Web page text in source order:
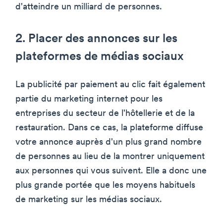
d'atteindre un milliard de personnes.
2. Placer des annonces sur les
plateformes de médias sociaux
La publicité par paiement au clic fait également
partie du marketing internet pour les
entreprises du secteur de l'hôtellerie et de la
restauration. Dans ce cas, la plateforme diffuse
votre annonce auprès d'un plus grand nombre
de personnes au lieu de la montrer uniquement
aux personnes qui vous suivent. Elle a donc une
plus grande portée que les moyens habituels
de marketing sur les médias sociaux.